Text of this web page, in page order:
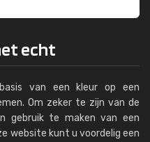
echt
van een kleur op een
Om zeker te zijn van de
gebruik te maken van een
website kunt u voordelig een